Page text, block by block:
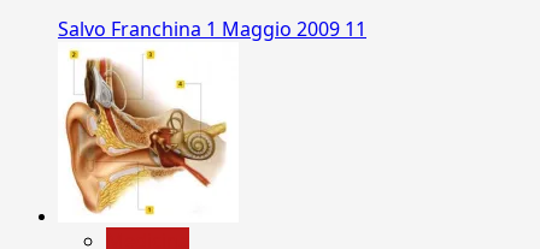
Salvo Franchina 1 Maggio 2009 11